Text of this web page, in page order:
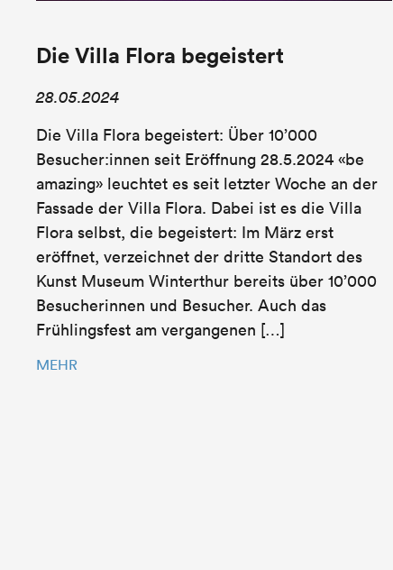
Die Villa Flora begeistert
28.05.2024
Die Villa Flora begeistert: Über 10’000
Besucher:innen seit Eröffnung 28.5.2024 «be
amazing» leuchtet es seit letzter Woche an der
Fassade der Villa Flora. Dabei ist es die Villa
Flora selbst, die begeistert: Im März erst
eröffnet, verzeichnet der dritte Standort des
Kunst Museum Winterthur bereits über 10’000
Besucherinnen und Besucher. Auch das
Frühlingsfest am vergangenen […]
MEHR